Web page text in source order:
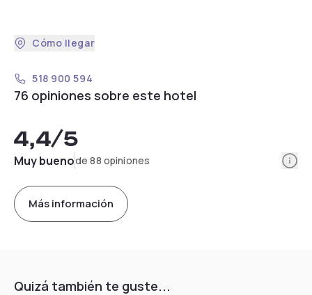
Cómo llegar
518 900 594
76 opiniones sobre este hotel
4,4/5
Muy buenode 88 opiniones
Más información
Quizá también te guste...